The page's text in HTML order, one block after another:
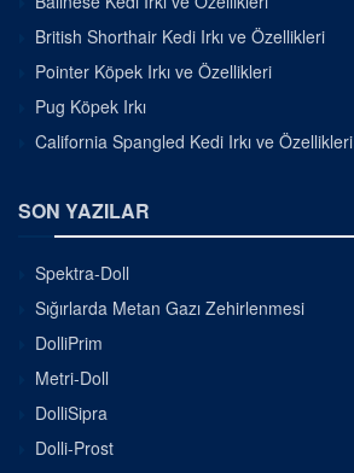
British Shorthair Kedi Irkı ve Özellikleri
Pointer Köpek Irkı ve Özellikleri
Pug Köpek Irkı
California Spangled Kedi Irkı ve Özellikleri
SON YAZILAR
Spektra-Doll
Sığırlarda Metan Gazı Zehirlenmesi
DolliPrim
Metri-Doll
DolliSipra
Dolli-Prost